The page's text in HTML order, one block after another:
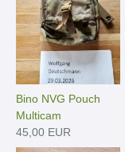
Bino NVG Pouch
Multicam
45,00 EUR